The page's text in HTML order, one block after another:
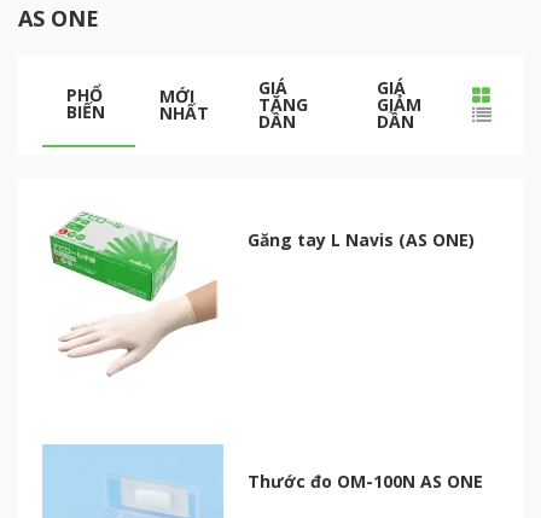
AS ONE
PHỔ
BIẾN
MỚI
NHẤT
GIÁ
TĂNG
DẦN
GIÁ
GIẢM
DẦN
Găng tay L Navis (AS ONE)
Thước đo OM-100N AS ONE